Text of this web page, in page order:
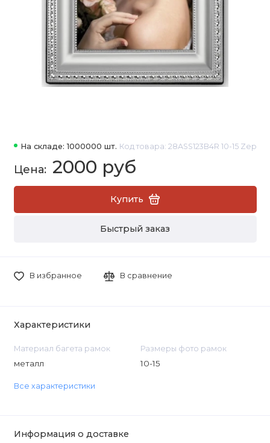
На складе: 1000000 шт. Код товара: 28ASS123B4R 10-15 Zep
2000 руб
Купить
Быстрый заказ
В избранное В сравнение
Характеристики
Материал багета рамок
металл
Размеры фото рамок
10-15
Все характеристики
Информация о доставке